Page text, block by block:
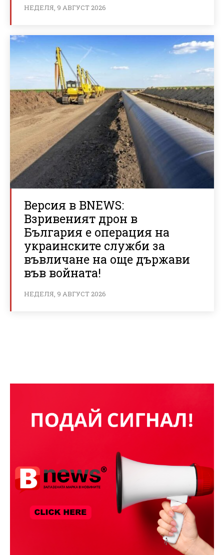
НЕДЕЛЯ, 9 АВГУСТ 2026
Версия в BNEWS:
Взривеният дрон в
България е операция на
украинските служби за
въвличане на още държави
във войната!
НЕДЕЛЯ, 9 АВГУСТ 2026